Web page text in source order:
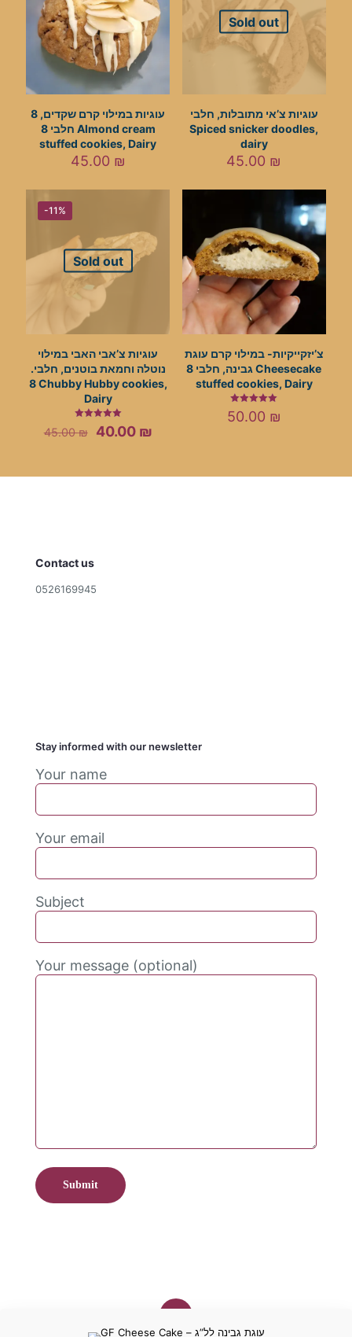
8 עוגיות במילוי קרם שקדים,
חלבי 8 Almond cream
stuffed cookies, Dairy
45.00 ₪
Sold out
עוגיות צ’אי מתובלות, חלבי
Spiced snicker doodles,
dairy
45.00 ₪
-11%
Sold out
עוגיות צ’אבי האבי במילוי
נוטלה וחמאת בוטנים, חלבי.
8 Chubby Hubby cookies,
Dairy
Rated
5.00
45.00₪
Original
45.00 ₪.
40.00 ₪Current
40.00 ₪.
צ’יזקייקיות- במילוי קרם עוגת
גבינה, חלבי 8 Cheesecake
stuffed cookies, Dairy
Rated
5.00
50.00 ₪
Contact us
0526169945
Stay informed with our newsletter
Your name
Your email
Subject
Your message (optional)